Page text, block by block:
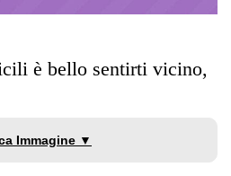
è bello sentirti vicino,
Immagine ▼